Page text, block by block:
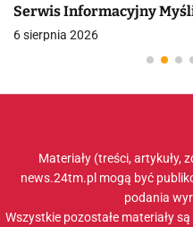
Serwis Informacyjny
6 sierpnia 2026
Materiały (treści, artykuły,
news.24tm.pl mogą być
podania
Wszystkie pozostałe materiały